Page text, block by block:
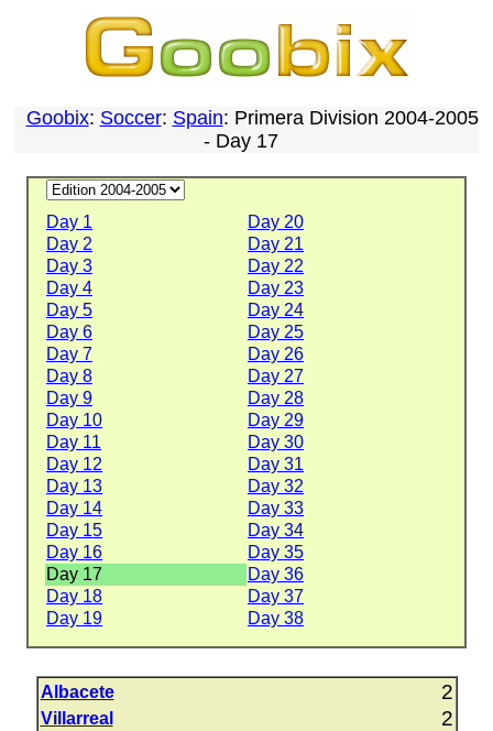
Goobix: Soccer: Spain: Primera Division 2004-2005
- Day 17
Day 1
Day 20
Day 2
Day 21
Day 3
Day 22
Day 4
Day 23
Day 5
Day 24
Day 6
Day 25
Day 7
Day 26
Day 8
Day 27
Day 9
Day 28
Day 10
Day 29
Day 11
Day 30
Day 12
Day 31
Day 13
Day 32
Day 14
Day 33
Day 15
Day 34
Day 16
Day 35
Day 17
Day 36
Day 18
Day 37
Day 19
Day 38
Albacete 2
Villarreal 2